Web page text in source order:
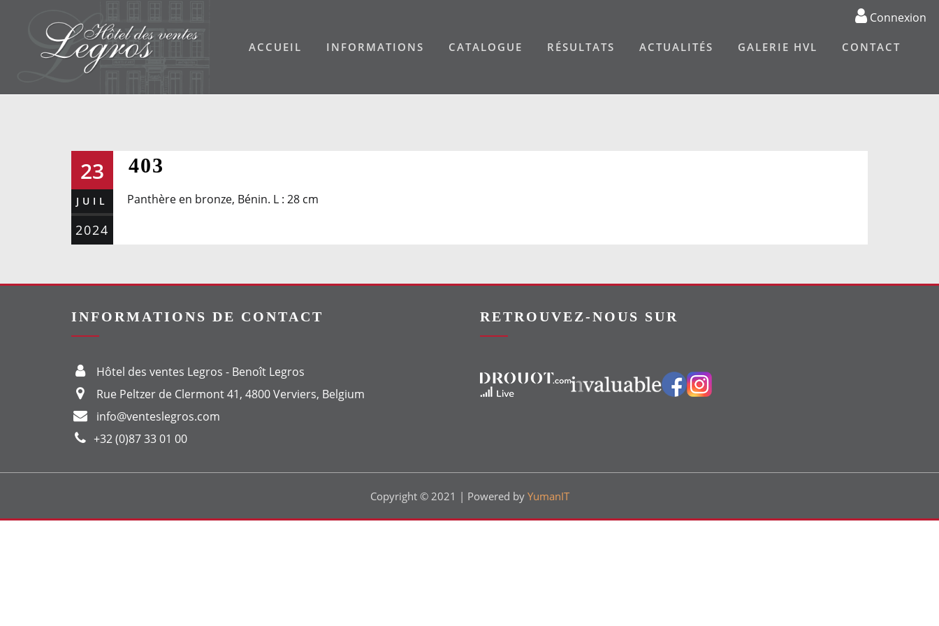
ACCUEIL INFORMATIONS CATALOGUE RÉSULTATS ACTUALITÉS GALERIE HVL CONTACT
Connexion
23
JUIL
2024
403
Panthère en bronze, Bénin. L : 28 cm
INFORMATIONS DE CONTACT
Hôtel des ventes Legros - Benoît Legros
Rue Peltzer de Clermont 41, 4800 Verviers, Belgium
info@venteslegros.com
+32 (0)87 33 01 00
RETROUVEZ-NOUS SUR
Vers le site Drouot Vers le site Invaluable Vers notre groupe Facebook Vers notre page Instagram
Copyright © 2021 | Powered by YumanIT